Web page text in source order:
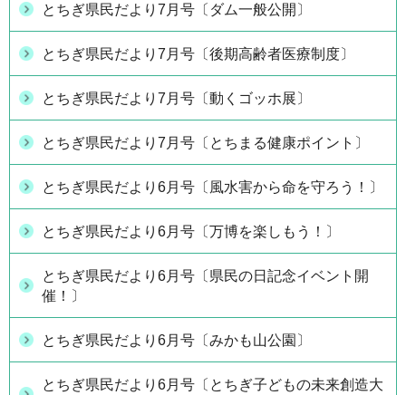
とちぎ県民だより7月号〔ダム一般公開〕
とちぎ県民だより7月号〔後期高齢者医療制度〕
とちぎ県民だより7月号〔動くゴッホ展〕
とちぎ県民だより7月号〔とちまる健康ポイント〕
とちぎ県民だより6月号〔風水害から命を守ろう！〕
とちぎ県民だより6月号〔万博を楽しもう！〕
とちぎ県民だより6月号〔県民の日記念イベント開
催！〕
とちぎ県民だより6月号〔みかも山公園〕
とちぎ県民だより6月号〔とちぎ子どもの未来創造大